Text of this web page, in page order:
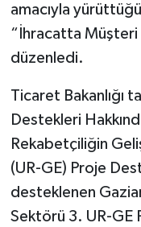
amacıyla
“İhracatta Müşteri
düzenledi.
Ticaret Bakanlığı
Destekleri
Rekabetçiliğin
(UR-GE) Proje
desteklenen
Sektörü 3. UR-GE
Türkiye
Video Haber
Yeme-İçme
Yemek